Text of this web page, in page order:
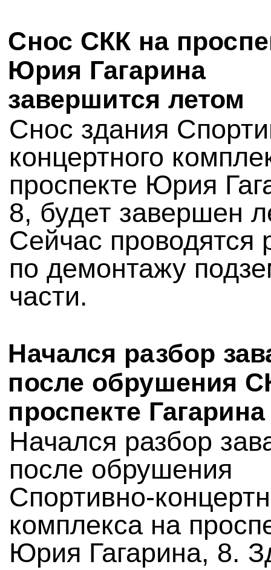
Снос СКК на
Юрия Гагарина
завершится летом
Снос здания
концертного
проспекте Юрия
8, будет завершен
Сейчас проводятся
по демонтажу
части.
Начался разбор
после обрушения
проспекте Гагарина
Начался разбор
после обрушения
Спортивно-
комплекса на
Юрия Гагарина, 8.